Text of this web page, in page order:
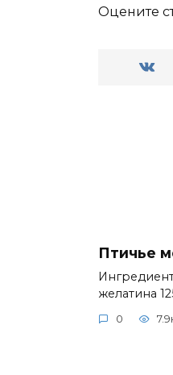
Оцените
Птичье
желатина
0